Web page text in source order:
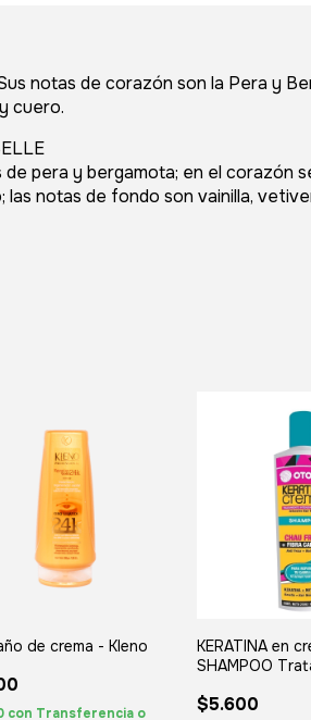
notas de corazón son la Pera y
cuero.
pera y bergamota; en el corazón
notas de fondo son vainilla,
de crema - Kleno
con Transferencia o
KERATINA en
SHAMPOO
$5.600